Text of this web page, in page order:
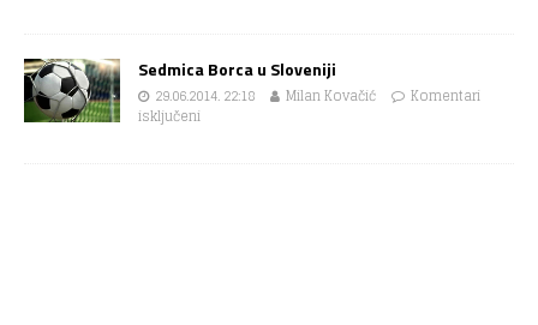
Sedmica Borca u Sloveniji
29.06.2014. 22:18 Milan Kovačić
Komentari
isključeni